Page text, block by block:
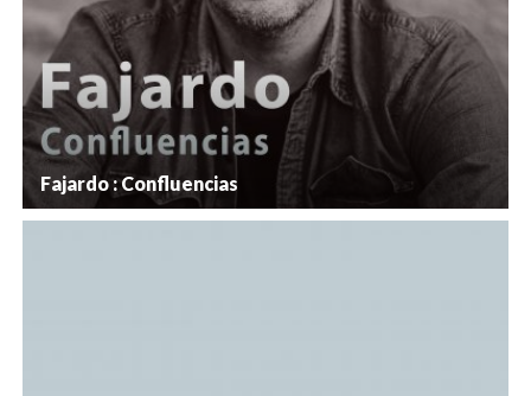
Fajardo : Confluencias